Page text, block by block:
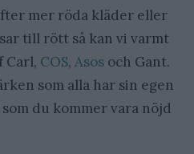
mer röda kläder eller
till rött så kan vi varmt
Carl, COS, Asos och Gant.
som alla har sin egen
du kommer vara nöjd